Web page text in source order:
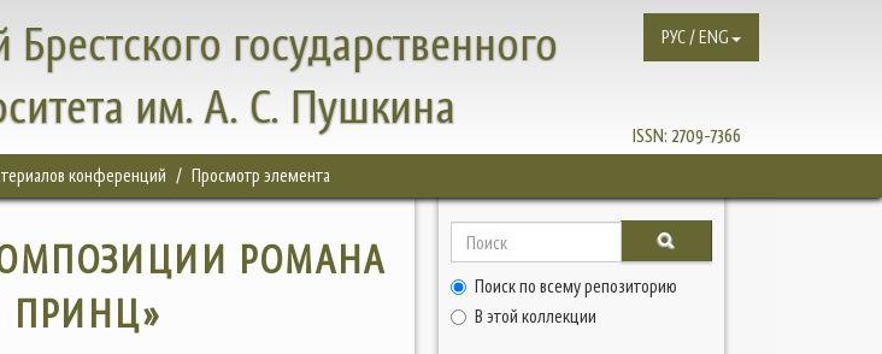
государственного
им. А. С. Пушкина
ISSN: 2709-7366
РУС / ENG
конференций Просмотр элемента
РОМАНА
ПРИНЦ»
Поиск по всему репозиторию
В этой коллекции